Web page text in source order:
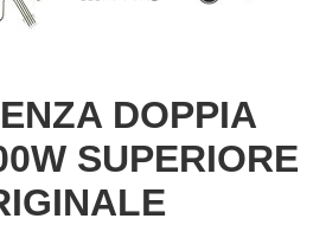
DOPPIA
SUPERIORE